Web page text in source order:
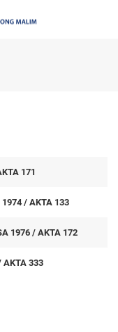
171
/ AKTA 133
1976 / AKTA 172
AKTA 333